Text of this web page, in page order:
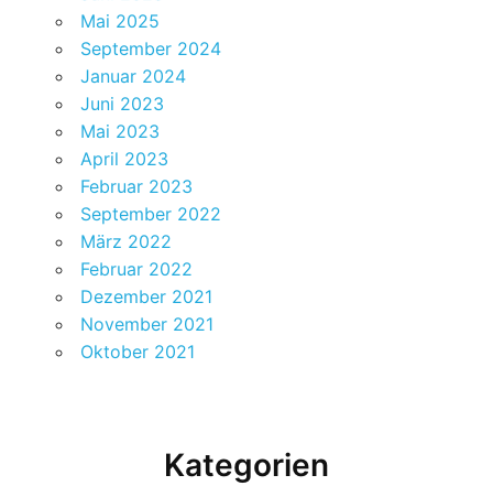
Mai 2025
September 2024
Januar 2024
Juni 2023
Mai 2023
April 2023
Februar 2023
September 2022
März 2022
Februar 2022
Dezember 2021
November 2021
Oktober 2021
Kategorien